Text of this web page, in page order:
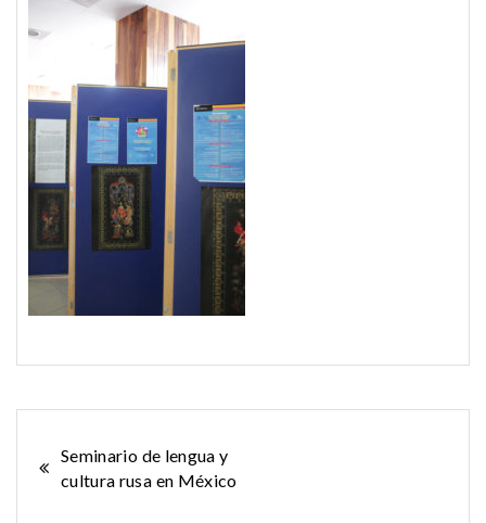
Navegación
Seminario de lengua y
cultura rusa en México